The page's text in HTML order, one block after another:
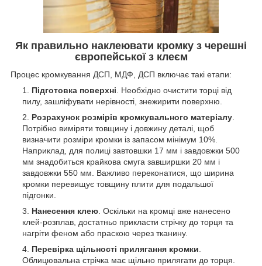
Як правильно наклеювати кромку з черешні
європейської з клеєм
Процес кромкування ДСП, МДФ, ДСП включає такі етапи:
Підготовка поверхні. Необхідно очистити торці від
пилу, зашліфувати нерівності, знежирити поверхню.
Розрахунок розмірів кромкувального матеріалу.
Потрібно виміряти товщину і довжину деталі, щоб
визначити розміри кромки із запасом мінімум 10%.
Наприклад, для полиці завтовшки 17 мм і завдовжки 500
мм знадобиться крайкова смуга завширшки 20 мм і
завдовжки 550 мм. Важливо переконатися, що ширина
кромки перевищує товщину плити для подальшої
підгонки.
Нанесення клею. Оскільки на кромці вже нанесено
клей-розплав, достатньо прикласти стрічку до торця та
нагріти феном або праскою через тканину.
Перевірка щільності прилягання кромки.
Облицювальна стрічка має щільно прилягати до торця.